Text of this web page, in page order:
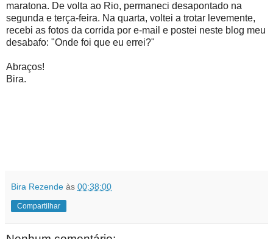
maratona. De volta ao Rio, permaneci desapontado na
segunda e terça-feira. Na quarta, voltei a trotar levemente,
recebi as fotos da corrida por e-mail e postei neste blog meu
desabafo: "Onde foi que eu errei?"
Abraços!
Bira.
Bira Rezende às 00:38:00
Compartilhar